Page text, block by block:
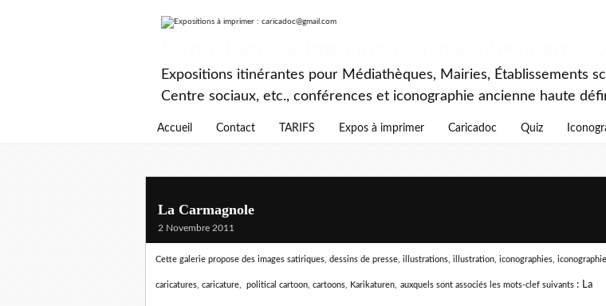
Expositions itinérantes pour Médiathèques, Mairies, Établissements
Centre sociaux, etc., conférences et iconographie ancienne haute
Accueil Contact TARIFS Expos à imprimer Caricadoc Quiz
La Carmagnole
2 Novembre 2011
Cette galerie propose des images satiriques, dessins de presse, illustrations, illustration, iconographies,
caricatures, caricature, political cartoon, cartoons, Karikaturen, auxquels sont associés les mots-clef suivants : La